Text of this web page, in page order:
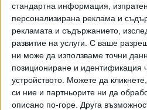
стандартна информация,
персонализирана реклама и
рекламата и съдържанието,
развитие на услуги. С ваше
ни може да използваме точни
позициониране и идентификация
устройството. Можете да
си ние и партньорите ни да
описано по-горе. Друга
Наградата на публиката „И я че
на постановката
Фестивалът „Чудото“ е
творчеството на именития
общественик Димитър
родом от близкото до Павел
артистичният му псевдоним,